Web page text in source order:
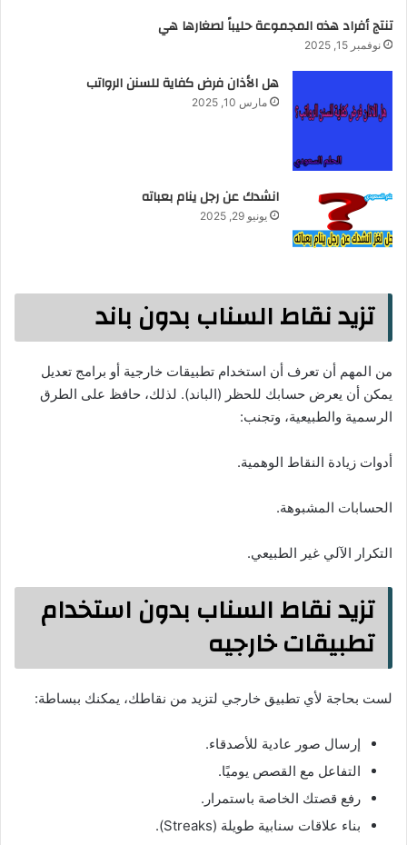
تنتج أفراد هذه المجموعة حليباً لصغارها هي
نوفمبر 15, 2025
هل الأذان فرض كفاية للسنن الرواتب
مارس 10, 2025
انشدك عن رجل ينام بعباته
يونيو 29, 2025
تزيد نقاط السناب بدون باند
من المهم أن تعرف أن استخدام تطبيقات خارجية أو برامج تعديل
يمكن أن يعرض حسابك للحظر (الباند). لذلك، حافظ على الطرق
الرسمية والطبيعية، وتجنب:
أدوات زيادة النقاط الوهمية.
الحسابات المشبوهة.
التكرار الآلي غير الطبيعي.
تزيد نقاط السناب بدون استخدام
تطبيقات خارجيه
لست بحاجة لأي تطبيق خارجي لتزيد من نقاطك، يمكنك ببساطة:
إرسال صور عادية للأصدقاء.
التفاعل مع القصص يوميًا.
رفع قصتك الخاصة باستمرار.
بناء علاقات سنابية طويلة (Streaks).